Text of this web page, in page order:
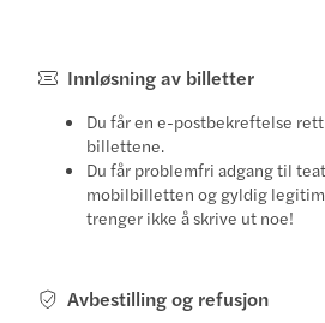
Innløsning av billetter
Du får en e-postbekreftelse
billettene.
Du får problemfri adgang til
mobilbilletten og gyldig
trenger ikke å skrive ut noe!
Avbestilling og refusjon